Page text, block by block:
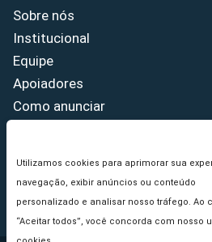
Utilizamos cookies para aprimorar sua
navegação, exibir anúncios ou conteúdo
personalizado e analisar nosso tráfego. Ao
“Aceitar todos”, você concorda com nosso
Sobre nós
Institucional
Equipe
Apoiadores
Como anunciar
Princípios Editoriais